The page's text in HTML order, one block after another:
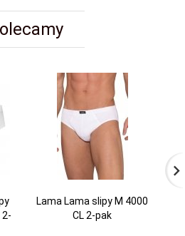
2-
Lama Lama slipy M 4000
CL 2-pak